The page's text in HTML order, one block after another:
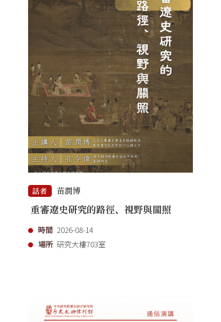
話者 苗潤博
重審遼史研究的路徑、視野與關照
時間 2026-08-14
場所 研究大樓703室